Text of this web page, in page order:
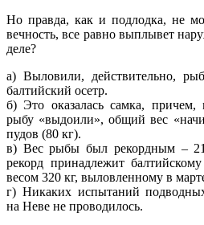
Но правда, как и подлодка, не
вечность, все равно выплывет
деле?
а) Выловили, действительно,
балтийский осетр.
б) Это оказалась самка, причем,
рыбу «выдоили», общий вес
пудов (80 кг).
в) Вес рыбы был рекордным –
рекорд принадлежит
весом 320 кг, выловленному в
г) Никаких испытаний
на Неве не проводилось.